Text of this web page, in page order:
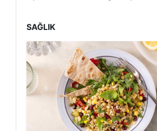
SAĞLIK